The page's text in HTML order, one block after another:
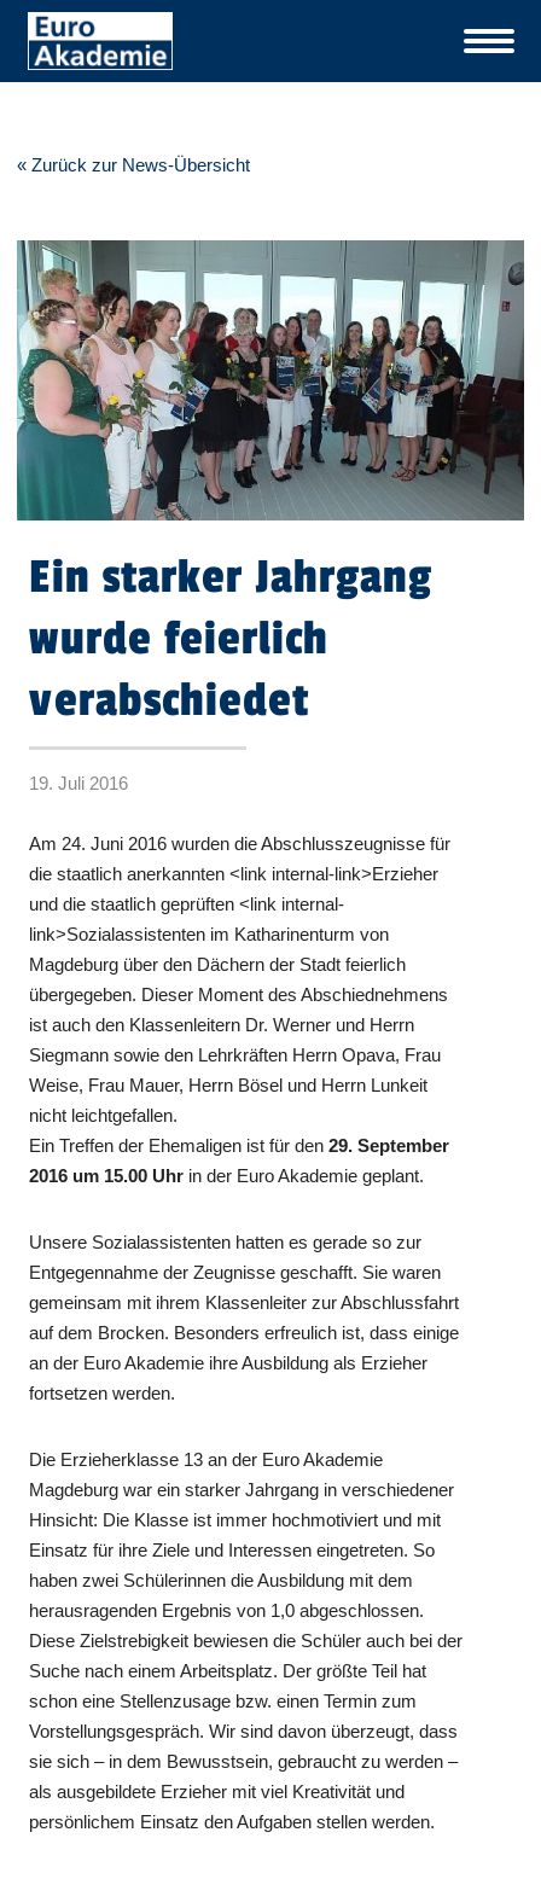
« Zurück zur News-Übersicht
Ein starker Jahrgang
wurde feierlich
verabschiedet
19. Juli 2016
Am 24. Juni 2016 wurden die Abschlusszeugnisse für
die staatlich anerkannten <link internal-link>Erzieher
und die staatlich geprüften <link internal-
link>Sozialassistenten im Katharinenturm von
Magdeburg über den Dächern der Stadt feierlich
übergegeben. Dieser Moment des Abschiednehmens
ist auch den Klassenleitern Dr. Werner und Herrn
Siegmann sowie den Lehrkräften Herrn Opava, Frau
Weise, Frau Mauer, Herrn Bösel und Herrn Lunkeit
nicht leichtgefallen.
Ein Treffen der Ehemaligen ist für den29. September
2016 um 15.00 Uhr in der Euro Akademie geplant.
Unsere Sozialassistenten hatten es gerade so zur
Entgegennahme der Zeugnisse geschafft. Sie waren
gemeinsam mit ihrem Klassenleiter zur Abschlussfahrt
auf dem Brocken. Besonders erfreulich ist, dass einige
an der Euro Akademie ihre Ausbildung als Erzieher
fortsetzen werden.
Die Erzieherklasse 13 an der Euro Akademie
Magdeburg war ein starker Jahrgang in verschiedener
Hinsicht: Die Klasse ist immer hochmotiviert und mit
Einsatz für ihre Ziele und Interessen eingetreten. So
haben zwei Schülerinnen die Ausbildung mit dem
herausragenden Ergebnis von 1,0 abgeschlossen.
Diese Zielstrebigkeit bewiesen die Schüler auch bei der
Suche nach einem Arbeitsplatz. Der größte Teil hat
schon eine Stellenzusage bzw. einen Termin zum
Vorstellungsgespräch. Wir sind davon überzeugt, dass
sie sich – in dem Bewusstsein, gebraucht zu werden –
als ausgebildete Erzieher mit viel Kreativität und
persönlichem Einsatz den Aufgaben stellen werden.